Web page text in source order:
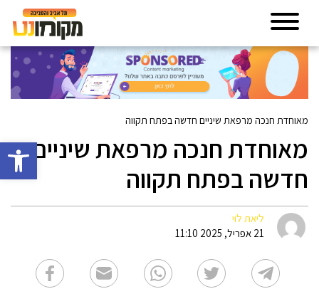
פתח
מאוחדת חנכה מרפאת שיניים חדשה בפתח תקווה
מאוחדת חנכה מרפאת שיניים
חדשה בפתח תקווה
ליאת לוי
21 אפריל, 2025 11:10